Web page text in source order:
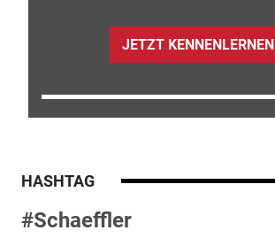
JETZT KENNENLERNEN
HASHTAG
#Schaeffler